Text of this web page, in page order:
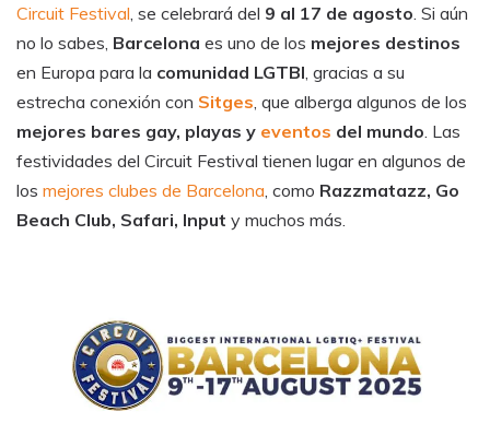
Circuit Festival , se celebrará del 9 al 17 de agosto . Si aún
no lo sabes, Barcelona es uno de los mejores destinos
en Europa para la comunidad LGTBI , gracias a su
estrecha conexión con Sitges , que alberga algunos de los
mejores bares gay, playas y eventos del mundo . Las
festividades del Circuit Festival tienen lugar en algunos de
los mejores clubes de Barcelona , como Razzmatazz, Go
Beach Club, Safari, Input y muchos más.